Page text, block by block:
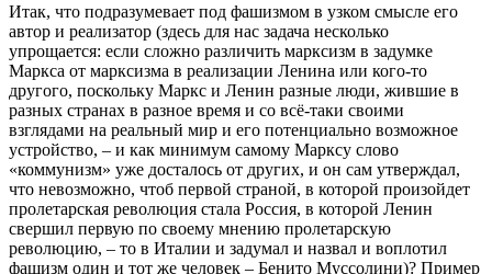
Итак, что подразумевает под фашизмом в узком смысле его
автор и реализатор (здесь для нас задача несколько
упрощается: если сложно различить марксизм в задумке
Маркса от марксизма в реализации Ленина или кого-то
другого, поскольку Маркс и Ленин разные люди, жившие в
разных странах в разное время и со всё-таки своими
взглядами на реальный мир и его потенциально возможное
устройство, – и как минимум самому Марксу слово
«коммунизм» уже досталось от других, и он сам утверждал,
что невозможно, чтоб первой страной, в которой произойдет
пролетарская революция стала Россия, в которой Ленин
свершил первую по своему мнению пролетарскую
революцию, – то в Италии и задумал и назвал и воплотил
фашизм один и тот же человек – Бенито Муссолини)? Пример